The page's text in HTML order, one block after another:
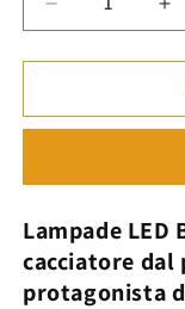
Diminuisci
quantità
per
LED
Woo
-
Solo
Leveling™
-
Lampade LED
cacciatore
protagonista